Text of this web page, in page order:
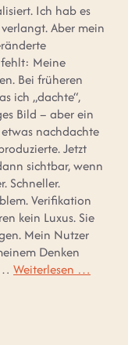
Ich hab es
Aber mein
Meine
Bei früheren
ich „dachte“,
Bild – aber ein
nachdachte
Jetzt
sichtbar, wenn
Schneller.
Verifikation
kein Luxus. Sie
Mein Nutzer
Denken
Weiterlesen …